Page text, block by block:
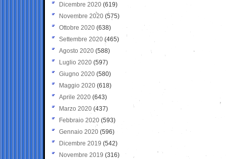
Dicembre 2020 (619)
Novembre 2020 (575)
Ottobre 2020 (638)
Settembre 2020(465)
Agosto 2020 (588)
Luglio 2020 (597)
Giugno 2020 (580)
Maggio 2020 (618)
Aprile 2020 (643)
Marzo 2020 (437)
Febbraio 2020 (593)
Gennaio 2020 (596)
Dicembre 2019 (542)
Novembre 2019 (316)